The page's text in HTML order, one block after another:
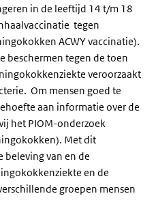
in de leeftijd 14 t/m 18
tegen
ACWY vaccinatie).
beschermen tegen de toen
veroorzaakt
Om mensen goed te
aan informatie over de
het PIOM-onderzoek
Met dit
beleving van en de
en de
groepen mensen